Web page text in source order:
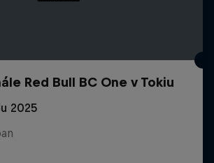
Red Bull BC One v Tokiu
2025